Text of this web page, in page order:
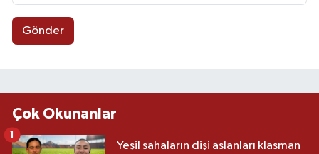
Gönder
Çok Okunanlar
Yeşil sahaların dişi aslanları klasman
1